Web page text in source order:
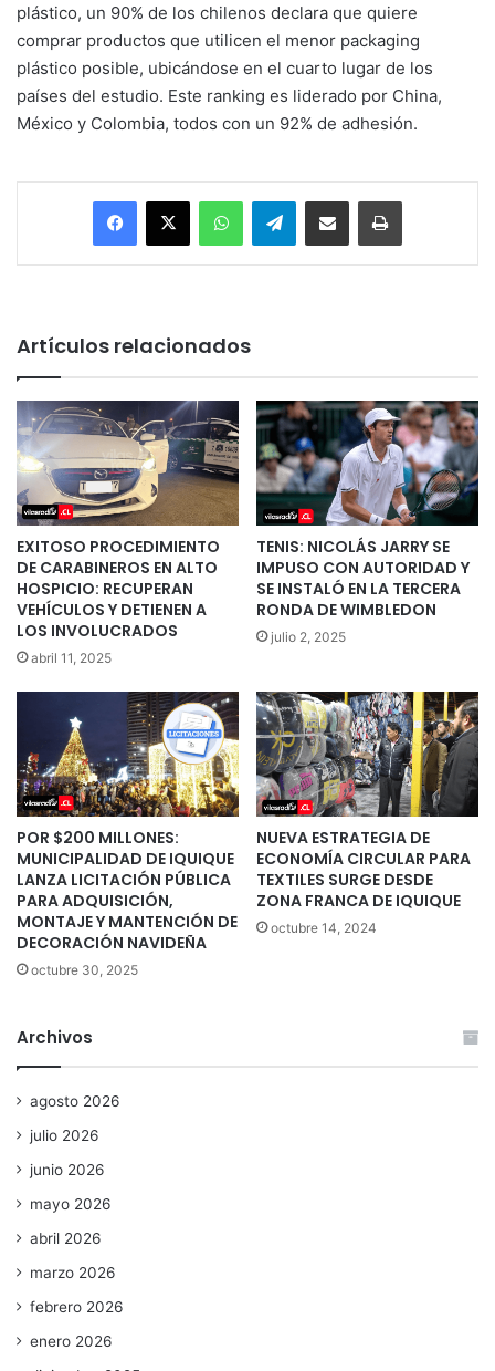
plástico, un 90% de los chilenos declara que quiere
comprar productos que utilicen el menor packaging
plástico posible, ubicándose en el cuarto lugar de los
países del estudio. Este ranking es liderado por China,
México y Colombia, todos con un 92% de adhesión.
Facebook
X WhatsAppTelegramEnviar vía email Imprimir
Artículos relacionados
EXITOSO PROCEDIMIENTO
DE CARABINEROS EN ALTO
HOSPICIO: RECUPERAN
VEHÍCULOS Y DETIENEN A
LOS INVOLUCRADOS
abril 11, 2025
TENIS: NICOLÁS JARRY SE
IMPUSO CON AUTORIDAD Y
SE INSTALÓ EN LA TERCERA
RONDA DE WIMBLEDON
julio 2, 2025
POR $200 MILLONES:
MUNICIPALIDAD DE IQUIQUE
LANZA LICITACIÓN PÚBLICA
PARA ADQUISICIÓN,
MONTAJE Y MANTENCIÓN DE
DECORACIÓN NAVIDEÑA
octubre 30, 2025
NUEVA ESTRATEGIA DE
ECONOMÍA CIRCULAR PARA
TEXTILES SURGE DESDE
ZONA FRANCA DE IQUIQUE
octubre 14, 2024
Archivos
agosto 2026
julio 2026
junio 2026
mayo 2026
abril 2026
marzo 2026
febrero 2026
enero 2026